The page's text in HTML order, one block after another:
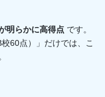
明らかに高得点 です。
60点）」だけでは、こ